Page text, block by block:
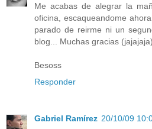
Me acabas de alegrar la
oficina, escaqueandome
parado de reirme ni un
blog... Muchas gracias (jajajaja)
Besoss
Responder
Gabriel Ramírez 20/10/09